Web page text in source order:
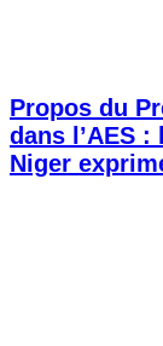
Propos du
dans l’AES
Niger